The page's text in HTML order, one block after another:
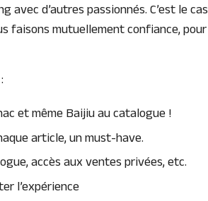
d’autres passionnés. C’est le cas
faisons mutuellement confiance, pour
et même Baijiu au catalogue !
article, un must-have.
accès aux ventes privées, etc.
l’expérience